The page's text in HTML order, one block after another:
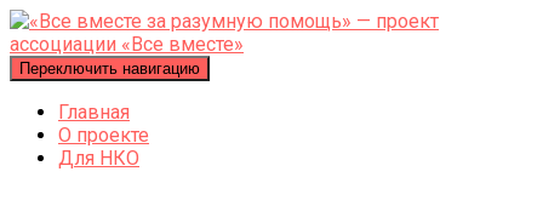
Переключить навигацию
Главная
О проекте
Для НКО